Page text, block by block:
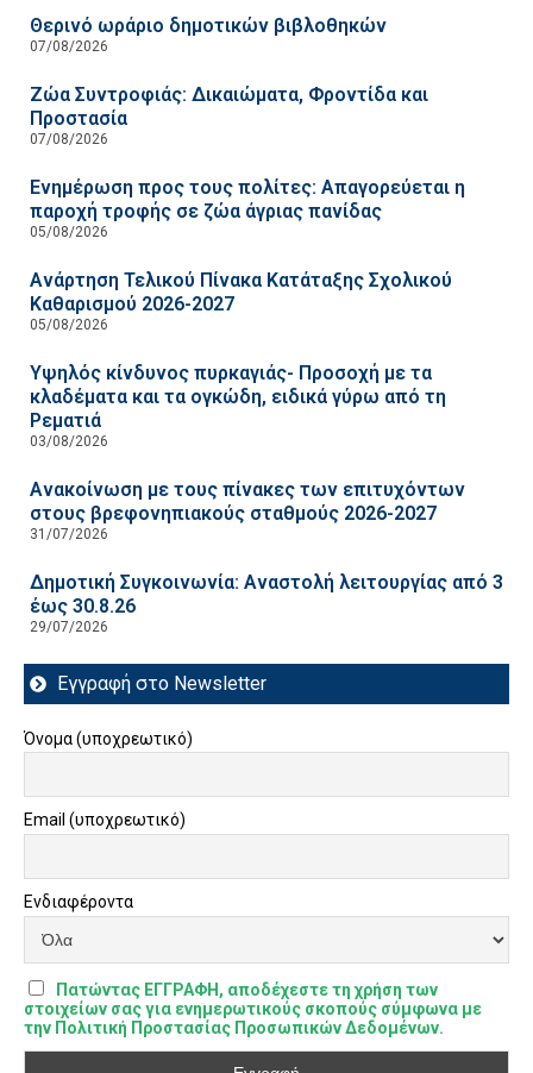
Θερινό ωράριο δημοτικών βιβλοθηκών
07/08/2026
Ζώα Συντροφιάς: Δικαιώματα, Φροντίδα και
Προστασία
07/08/2026
Ενημέρωση προς τους πολίτες: Απαγορεύεται η
παροχή τροφής σε ζώα άγριας πανίδας
05/08/2026
Ανάρτηση Τελικού Πίνακα Κατάταξης Σχολικού
Καθαρισμού 2026-2027
05/08/2026
Υψηλός κίνδυνος πυρκαγιάς- Προσοχή με τα
κλαδέματα και τα ογκώδη, ειδικά γύρω από τη
Ρεματιά
03/08/2026
Ανακοίνωση με τους πίνακες των επιτυχόντων
στους βρεφονηπιακούς σταθμούς 2026-2027
31/07/2026
Δημοτική Συγκοινωνία: Αναστολή λειτουργίας από 3
έως 30.8.26
29/07/2026
Εγγραφή στο Newsletter
Όνομα (υποχρεωτικό)
Email (υποχρεωτικό)
Ενδιαφέροντα
Πατώντας ΕΓΓΡΑΦΗ, αποδέχεστε τη χρήση των
στοιχείων σας για ενημερωτικούς σκοπούς σύμφωνα με
την Πολιτική Προστασίας Προσωπικών Δεδομένων.